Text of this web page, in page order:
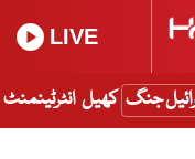
LIVE
جنگ کھیل انٹرٹینمنٹ